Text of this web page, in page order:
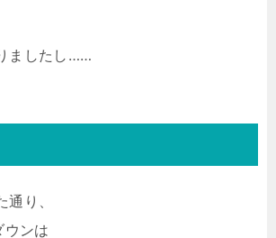
ましたし……
り、
ウンは